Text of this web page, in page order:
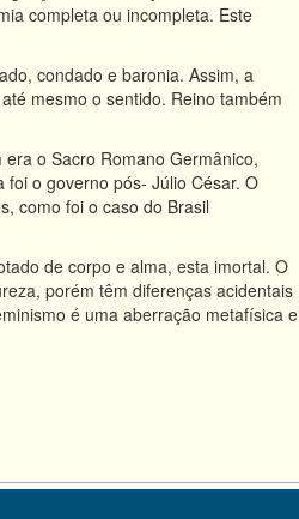
completa ou incompleta. Este
condado e baronia. Assim, a
mesmo o sentido. Reino também
o Sacro Romano Germânico,
o governo pós- Júlio César. O
como foi o caso do Brasil
de corpo e alma, esta imortal. O
porém têm diferenças acidentais
é uma aberração metafísica e